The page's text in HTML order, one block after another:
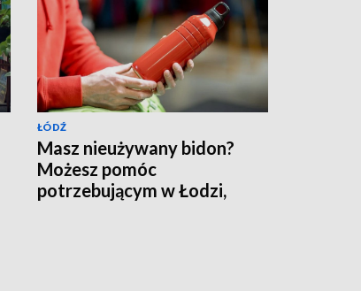
ŁÓDŹ
Masz nieużywany bidon?
Możesz pomóc
potrzebującym w Łodzi,